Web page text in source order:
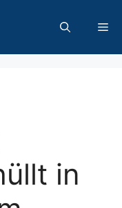
in